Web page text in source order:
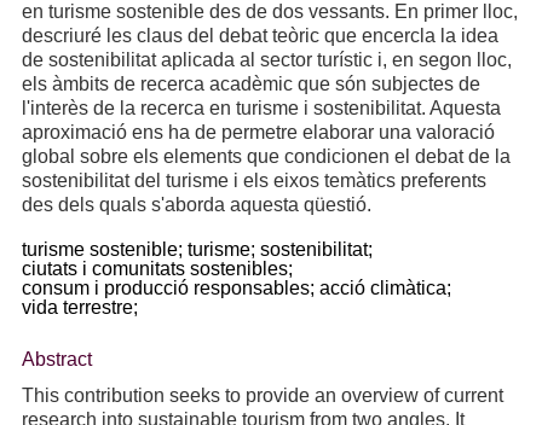
en turisme sostenible des de dos vessants. En primer lloc,
descriuré les claus del debat teòric que encercla la idea
de sostenibilitat aplicada al sector turístic i, en segon lloc,
els àmbits de recerca acadèmic que són subjectes de
l'interès de la recerca en turisme i sostenibilitat. Aquesta
aproximació ens ha de permetre elaborar una valoració
global sobre els elements que condicionen el debat de la
sostenibilitat del turisme i els eixos temàtics preferents
des dels quals s'aborda aquesta qüestió.
turisme sostenible; turisme; sostenibilitat;
ciutats i comunitats sostenibles;
consum i producció responsables; acció climàtica;
vida terrestre;
Abstract
This contribution seeks to provide an overview of current
research into sustainable tourism from two angles. It